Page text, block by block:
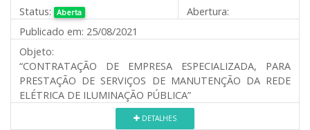
Status: Aberta
Abertura:
Publicado em: 25/08/2021
Objeto:
“CONTRATAÇÃO DE EMPRESA ESPECIALIZADA, PARA
PRESTAÇÃO DE SERVIÇOS DE MANUTENÇÃO DA REDE
ELÉTRICA DE ILUMINAÇÃO PÚBLICA”
DETALHES